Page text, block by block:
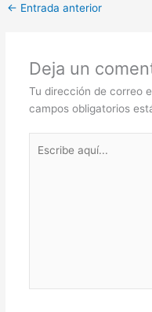
← Entrada anterior
Deja un
Tu dirección de correo
campos obligatorios
aquí...